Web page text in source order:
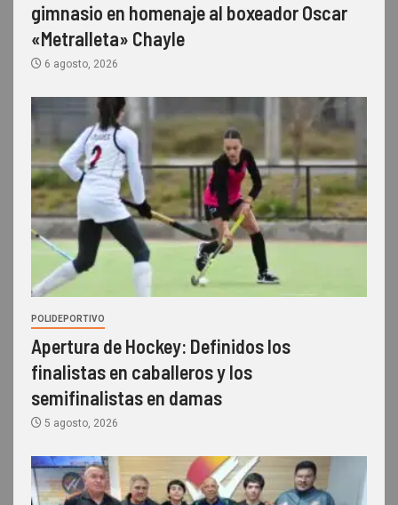
gimnasio en homenaje al boxeador Oscar
«Metralleta» Chayle
6 agosto, 2026
POLIDEPORTIVO
Apertura de Hockey: Definidos los
finalistas en caballeros y los
semifinalistas en damas
5 agosto, 2026